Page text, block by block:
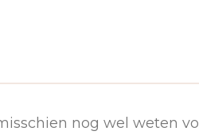
nog wel weten